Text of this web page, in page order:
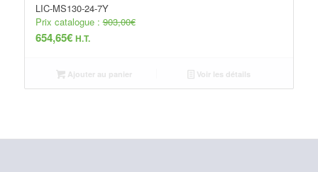
LIC-MS130-24-7Y
Prix catalogue :903,00€
654,65€ H.T.
Ajouter au panier Voir les détails